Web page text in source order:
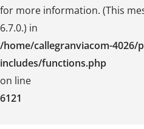
for more information. (This
6.7.0.) in
/home/callegranviacom-
includes/functions.php
on line
6121